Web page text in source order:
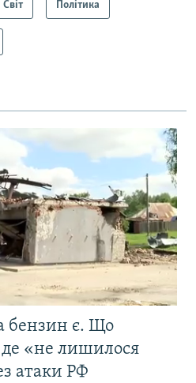
Світ Політика
бензин є. Що
де «не лишилося
атаки РФ